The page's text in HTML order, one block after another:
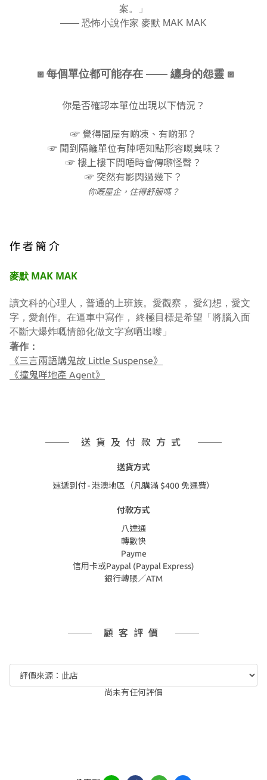
案。」
—— 恐怖小說作家 麥默 MAK MAK
⧆ 每個單位都可能存在 —— 纏身的怨靈 ⧆
你是否確認本單位出現以下情況？
☞ 覺得間屋有啲凍、有啲邪？
☞ 聞到隔籬單位有陣唔知點形容嘅臭味？
☞ 樓上樓下間唔時會傳嚟怪聲？
☞ 突然有影閃過幾下？
你嘅屋企，住得舒服嗎？
作 者 簡 介
麥默 MAK MAK
讀文科的心理人，普通的上班族。愛觀察， 愛幻想，愛文
字，愛創作。在逼車中寫作， 終極目標是希望「將腦入面
不斷大爆炸嘅情節化做文字寫哂出嚟」
著作：
《三言兩語講鬼故 Little Suspense》
《撞鬼咩地產 Agent》
送貨及付款方式
送貨方式
速遞到付 - 港澳地區（凡購滿 $400 免運費）
付款方式
八達通
轉數快
Payme
信用卡或Paypal (Paypal Express)
銀行轉賬／ATM
顧客評價
尚未有任何評價